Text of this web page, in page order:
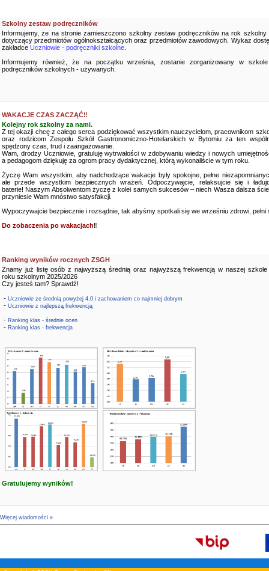
Szkolny zestaw podręczników
Informujemy, że na stronie zamieszczono szkolny zestaw podręczników na rok szkolny
dotyczący przedmiotów ogólnokształcących oraz przedmiotów zawodowych. Wykaz
zakładce Uczniowie - podręczniki szkolne
Informujemy również, że na początku września, zostanie zorganizowany w
podręczników szkolnych - używanych.
WAKACJE CZAS ZACZĄĆ‼️
Kolejny rok szkolny za nami.
Z tej okazji chcę z całego serca podziękować wszystkim nauczycielom, pracownikom
oraz rodzicom Zespołu Szkół Gastronomiczno-Hotelarskich w Bytomiu za ten
spędzony czas, trud i zaangażowanie.
Wam, drodzy Uczniowie, gratuluję wytrwałości w zdobywaniu wiedzy i nowych
a pedagogom dziękuję za ogrom pracy dydaktycznej, którą wykonaliście w tym roku.
Życzę Wam wszystkim, aby nadchodzące wakacje były spokojne, pełne
ale przede wszystkim bezpiecznych wrażeń. Odpoczywajcie, relaksujcie się i
baterie! Naszym Absolwentom życzę z kolei samych sukcesów – niech Wasza dalsza
przyniesie Wam mnóstwo satysfakcji.
Wypoczywajcie bezpiecznie i rozsądnie, tak abyśmy spotkali się we wrześniu zdrowi, pełni
Do zobaczenia po wakacjach‼️
Ranking wyników rocznych ZSGH
Znamy już listę osób z najwyższą średnią oraz najwyższą frekwencją w naszej szkole
roku szkolnym 2025/2026
Czy jesteś tam? Sprawdź!
- Uczniowie ze średnią powyżej 4,0 i zachowaniem co najmniej dobrym
- Uczniowie z najlepszą frekwencją
- Ranking klas - średnie ocen
- Ranking klas - frekwencja
Gratulujemy wyników!
Więcej wiadomości »